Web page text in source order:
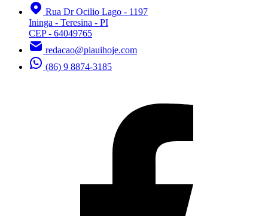
Rua Dr Ocilio Lago - 1197
Ininga - Teresina - PI
CEP - 64049765
redacao@piauihoje.com
(86) 9 8874-3185